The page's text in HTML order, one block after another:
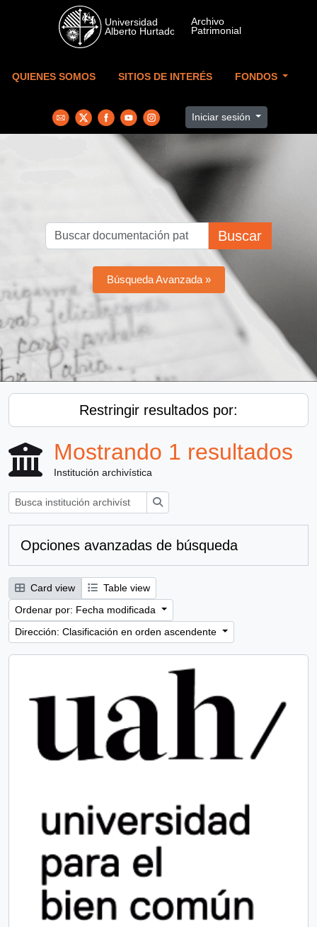
Skip to main content
QUIENES SOMOS SITIOS DE INTERÉS FONDOS
Iniciar sesión
Buscar
Búsqueda Avanzada »
Restringir resultados por:
Mostrando 1 resultados
Institución archivística
Opciones avanzadas de búsqueda
Card view
Table view
Ordenar por: Fecha modificada
Dirección: Clasificación en orden ascendente